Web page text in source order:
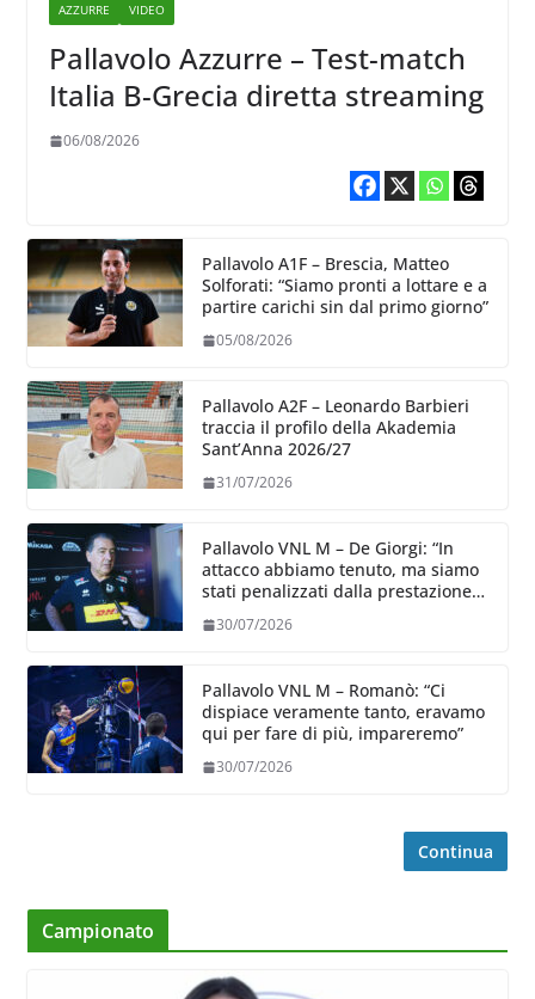
AZZURRE VIDEO
Pallavolo Azzurre – Test-match
Italia B-Grecia diretta streaming
06/08/2026
Pallavolo A1F – Brescia, Matteo
Solforati: “Siamo pronti a lottare e a
partire carichi sin dal primo giorno”
05/08/2026
Pallavolo A2F – Leonardo Barbieri
traccia il profilo della Akademia
Sant’Anna 2026/27
31/07/2026
Pallavolo VNL M – De Giorgi: “In
attacco abbiamo tenuto, ma siamo
stati penalizzati dalla prestazione
30/07/2026
Pallavolo VNL M – Romanò: “Ci
dispiace veramente tanto, eravamo
qui per fare di più, impareremo”
30/07/2026
Continua
Campionato